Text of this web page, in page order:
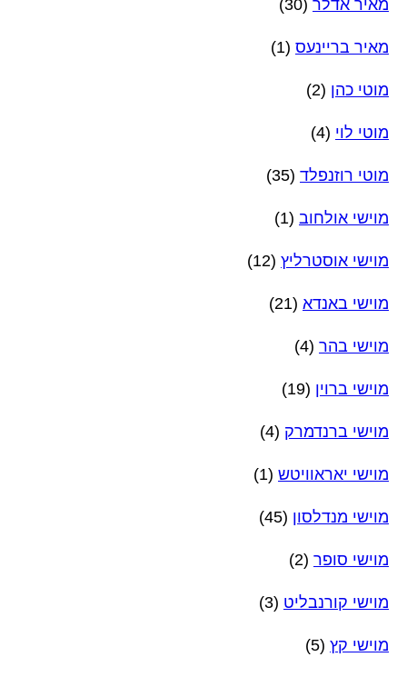
מאיר אדלר (30)
מאיר בריינעס (1)
מוטי כהן (2)
מוטי לוי (4)
מוטי רוזנפלד (35)
מוישי אולחוב (1)
מוישי אוסטרליץ (12)
מוישי באנדא (21)
מוישי בהר (4)
מוישי ברוין (19)
מוישי ברנדמרק (4)
מוישי יאראוויטש (1)
מוישי מנדלסון (45)
מוישי סופר (2)
מוישי קורנבליט (3)
מוישי קץ (5)